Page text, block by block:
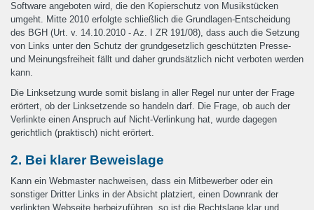
Software angeboten wird, die den Kopierschutz von Musikstücken
umgeht. Mitte 2010 erfolgte schließlich die Grundlagen-Entscheidung
des BGH (Urt. v. 14.10.2010 - Az. I ZR 191/08), dass auch die Setzung
von Links unter den Schutz der grundgesetzlich geschützten Presse-
und Meinungsfreiheit fällt und daher grundsätzlich nicht verboten werden
kann.
Die Linksetzung wurde somit bislang in aller Regel nur unter der Frage
erörtert, ob der Linksetzende so handeln darf. Die Frage, ob auch der
Verlinkte einen Anspruch auf Nicht-Verlinkung hat, wurde dagegen
gerichtlich (praktisch) nicht erörtert.
2. Bei klarer Beweislage
Kann ein Webmaster nachweisen, dass ein Mitbewerber oder ein
sonstiger Dritter Links in der Absicht platziert, einen Downrank der
verlinkten Webseite herbeizuführen, so ist die Rechtslage klar und